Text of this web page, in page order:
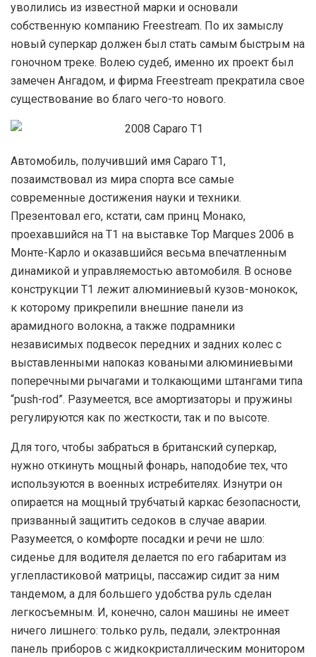
уволились из известной марки и основали
собственную компанию Freestream. По их замыслу
новый суперкар должен был стать самым быстрым на
гоночном треке. Волею судеб, именно их проект был
замечен Ангадом, и фирма Freestream прекратила свое
существование во благо чего-то нового.
Автомобиль, получивший имя Caparo T1,
позаимствовал из мира спорта все самые
современные достижения науки и техники.
Презентовал его, кстати, сам принц Монако,
проехавшийся на Т1 на выставке Top Marques 2006 в
Монте-Карло и оказавшийся весьма впечатленным
динамикой и управляемостью автомобиля. В основе
конструкции Т1 лежит алюминиевый кузов-монокок,
к которому прикрепили внешние панели из
арамидного волокна, а также подрамники
независимых подвесок передних и задних колес с
выставленными напоказ коваными алюминиевыми
поперечными рычагами и толкающими штангами типа
“push-rod”. Разумеется, все амортизаторы и пружины
регулируются как по жесткости, так и по высоте.
Для того, чтобы забраться в британский суперкар,
нужно откинуть мощный фонарь, наподобие тех, что
используются в военных истребителях. Изнутри он
опирается на мощный трубчатый каркас безопасности,
призванный защитить седоков в случае аварии.
Разумеется, о комфорте посадки и речи не шло:
сиденье для водителя делается по его габаритам из
углепластиковой матрицы, пассажир сидит за ним
тандемом, а для большего удобства руль сделан
легкосъемным. И, конечно, салон машины не имеет
ничего лишнего: только руль, педали, электронная
панель приборов с жидкокристаллическим монитором